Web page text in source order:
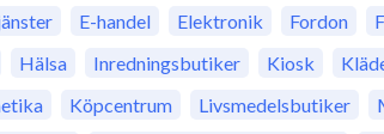
E-handel Elektronik Fordon
Hälsa Inredningsbutiker Kiosk
Köpcentrum Livsmedelsbutiker